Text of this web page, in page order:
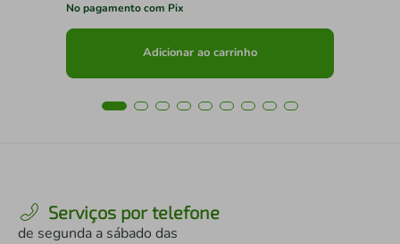
No pagamento com Pix
Adicionar ao carrinho
Serviços por telefone
de segunda a sábado das